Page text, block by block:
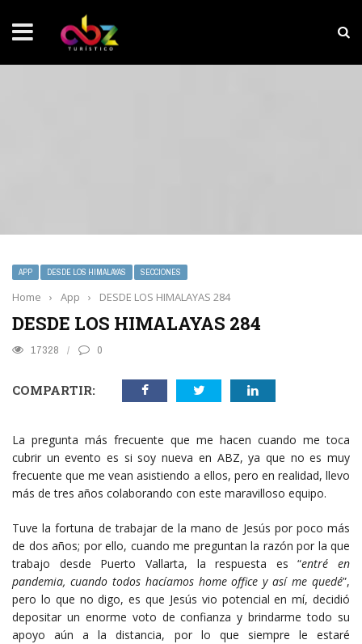
NOTICIAS SOBRESALIENTES
APP DESDE LOS HIMALAYAS SECCIONES
Home › App › DESDE LOS HIMALAYAS 284
DESDE LOS HIMALAYAS 284
17328 0
COMPARTIR:
La pregunta más frecuente que me hacen cuando me toca
cubrir un evento es si soy nueva en ABZ, ya que no es muy
frecuente que me vean asistiendo a ellos, pero en realidad, llevo
más de tres años colaborando con este maravilloso equipo.
Tuve la fortuna de trabajar de la mano de Jesús por poco más
de dos años; por ello, cuando me preguntan la razón por la que
trabajo desde Puerto Vallarta, la respuesta es “entré en
pandemia, cuando todos hacíamos home office yasí me quedé”,
pero lo que no digo, es que Jesús vio potencial en mí, decidió
depositar un enorme voto de confianza y brindarme todo su
apoyo aún a la distancia, por lo que siempre le estaré